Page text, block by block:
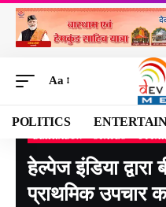
Aa
POLITICS
Devbhoomi Media>Blog>
हेल्पेज इंडिया द्वारा
प्राथमिक उपचार